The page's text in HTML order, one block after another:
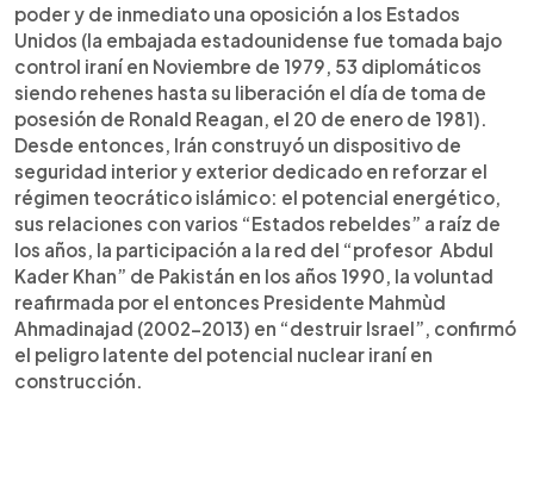
poder y de inmediato una oposición a los Estados
Unidos (la embajada estadounidense fue tomada bajo
control iraní en Noviembre de 1979, 53 diplomáticos
siendo rehenes hasta su liberación el día de toma de
posesión de Ronald Reagan, el 20 de enero de 1981).
Desde entonces, Irán construyó un dispositivo de
seguridad interior y exterior dedicado en reforzar el
régimen teocrático islámico: el potencial energético,
sus relaciones con varios “Estados rebeldes” a raíz de
los años, la participación a la red del “profesor Abdul
Kader Khan” de Pakistán en los años 1990, la voluntad
reafirmada por el entonces Presidente Mahmùd
Ahmadinajad (2002-2013) en “destruir Israel”, confirmó
el peligro latente del potencial nuclear iraní en
construcción.